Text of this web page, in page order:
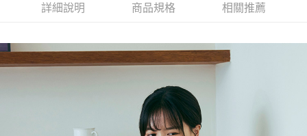
詳細說明 商品規格 相關推薦